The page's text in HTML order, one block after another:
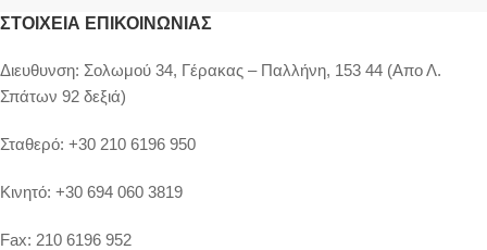
ΣΤΟΙΧΕΊΑ ΕΠΙΚΟΙΝΩΝΊΑΣ
Διευθυνση: Σολωμού 34, Γέρακας – Παλλήνη, 153 44 (Απο Λ.
Σπάτων 92 δεξιά)
Σταθερό: +30 210 6196 950
Κινητό: +30 694 060 3819
Fax: 210 6196 952